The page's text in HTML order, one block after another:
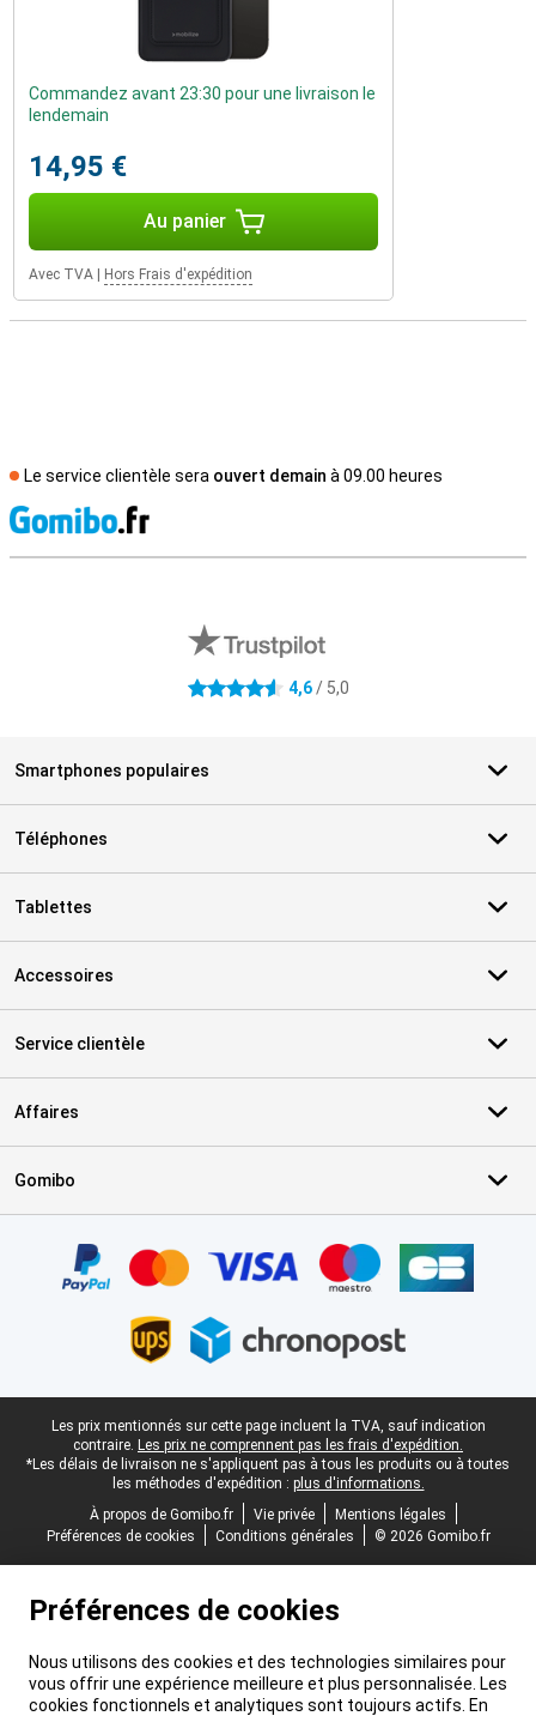
Commandez avant 23:30 pour une livraison le
lendemain
14,95 €
Au panier
Avec TVA Hors Frais d'expédition
Le service clientèle sera ouvert demain à 09.00 heures
4.6 étoiles 4,6/ 5,0
Smartphones populaires
Téléphones
Tablettes
Accessoires
Service clientèle
Affaires
Gomibo
Pied-de-page légal
Les prix mentionnés sur cette page incluent la TVA, sauf indication
contraire. Les prix ne comprennent pas les frais d'expédition.
*Les délais de livraison ne s'appliquent pas à tous les produits ou à toutes
les méthodes d'expédition : plus d'informations.
À propos de Gomibo.fr
Vie privée
Mentions légales
Préférences de cookies
Conditions générales © 2026 Gomibo.fr
Préférences de cookies
Nous utilisons des cookies et des technologies similaires pour
vous offrir une expérience meilleure et plus personnalisée. Les
cookies fonctionnels et analytiques sont toujours actifs. En